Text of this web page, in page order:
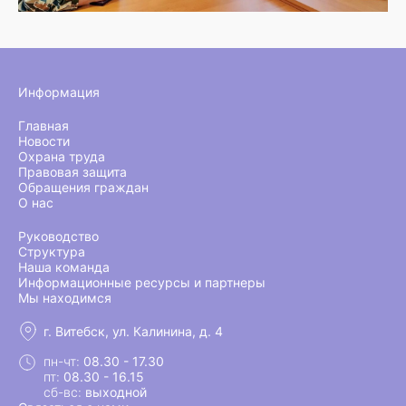
Информация
Главная
Новости
Охрана труда
Правовая защита
Обращения граждан
О нас
Руководство
Структура
Наша команда
Информационные ресурсы и партнеры
Мы находимся
г. Витебск, ул. Калинина, д. 4
пн-чт: 08.30 - 17.30
пт: 08.30 - 16.15
сб-вс: выходной